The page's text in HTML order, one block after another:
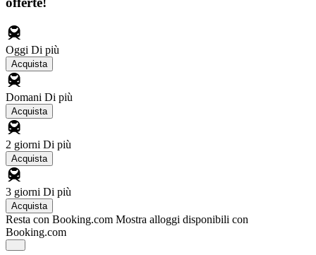
Oggi Di più
Acquista
Domani Di più
Acquista
2 giorni Di più
Acquista
3 giorni Di più
Acquista
Resta con Booking.com Mostra alloggi disponibili con
Booking.com